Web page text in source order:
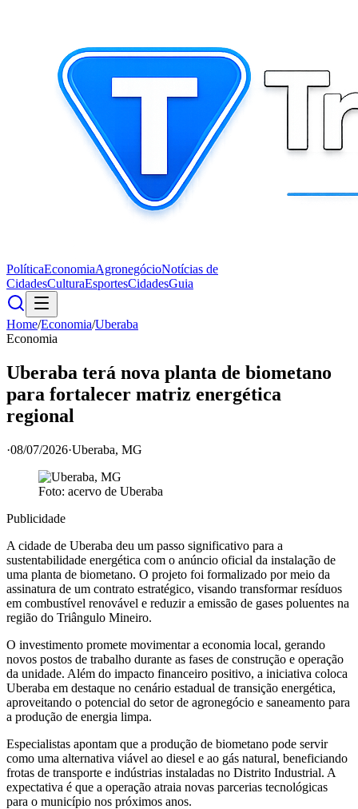
PolíticaEconomiaAgronegócioNotícias de
CidadesCulturaEsportesCidadesGuia
Home/Economia/Uberaba
Economia
Uberaba terá nova planta de biometano
para fortalecer matriz energética
regional
·08/07/2026·Uberaba, MG
Foto: acervo de Uberaba
Publicidade
A cidade de Uberaba deu um passo significativo para a
sustentabilidade energética com o anúncio oficial da instalação de
uma planta de biometano. O projeto foi formalizado por meio da
assinatura de um contrato estratégico, visando transformar resíduos
em combustível renovável e reduzir a emissão de gases poluentes na
região do Triângulo Mineiro.
O investimento promete movimentar a economia local, gerando
novos postos de trabalho durante as fases de construção e operação
da unidade. Além do impacto financeiro positivo, a iniciativa coloca
Uberaba em destaque no cenário estadual de transição energética,
aproveitando o potencial do setor de agronegócio e saneamento para
a produção de energia limpa.
Especialistas apontam que a produção de biometano pode servir
como uma alternativa viável ao diesel e ao gás natural, beneficiando
frotas de transporte e indústrias instaladas no Distrito Industrial. A
expectativa é que a operação atraia novas parcerias tecnológicas
para o município nos próximos anos.